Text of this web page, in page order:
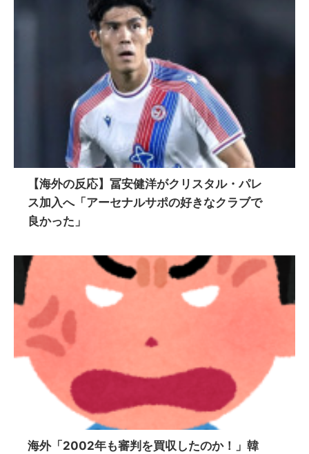
【海外の反応】冨安健洋がクリスタル・パレ
ス加入へ「アーセナルサポの好きなクラブで
良かった」
海外「2002年も審判を買収したのか！」韓